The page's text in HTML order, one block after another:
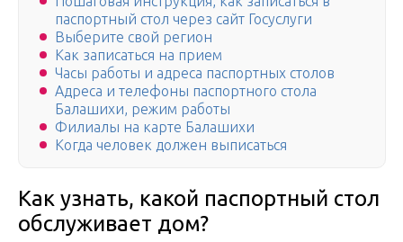
паспортный стол через сайт Госуслуги
Выберите свой регион
Как записаться на прием
Часы работы и адреса паспортных столов
Адреса и телефоны паспортного стола
Балашихи, режим работы
Филиалы на карте Балашихи
Когда человек должен выписаться
Как узнать, какой паспортный стол
обслуживает дом?